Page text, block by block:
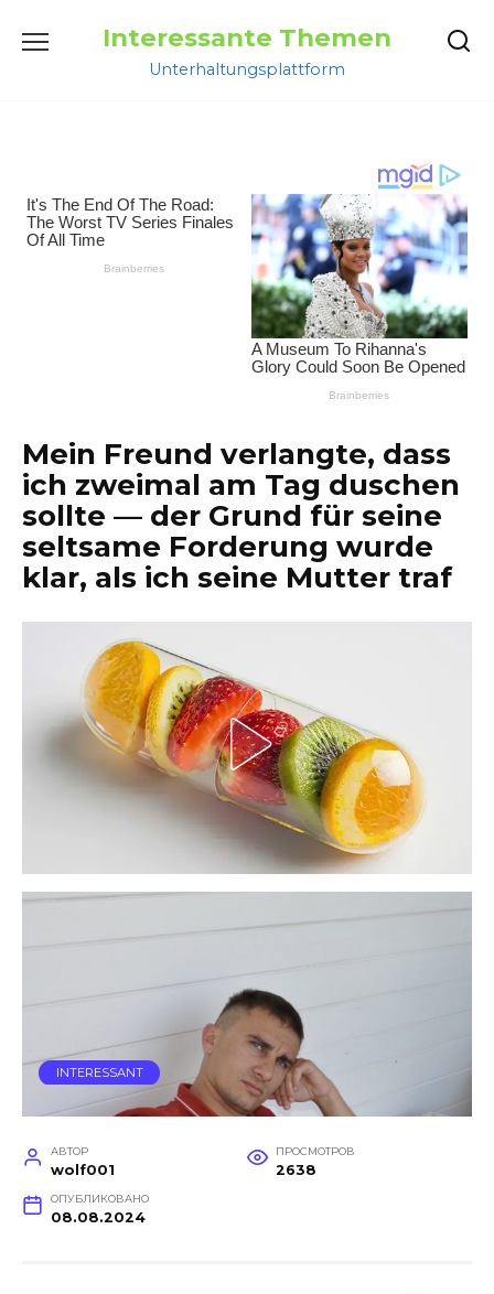
Interessante Themen
Unterhaltungsplattform
Mein Freund verlangte, dass
ich zweimal am Tag duschen
sollte — der Grund für seine
seltsame Forderung wurde
klar, als ich seine Mutter traf
INTERESSANT
АВТОР
wolf001
ПРОСМОТРОВ
2638
ОПУБЛИКОВАНО
08.08.2024